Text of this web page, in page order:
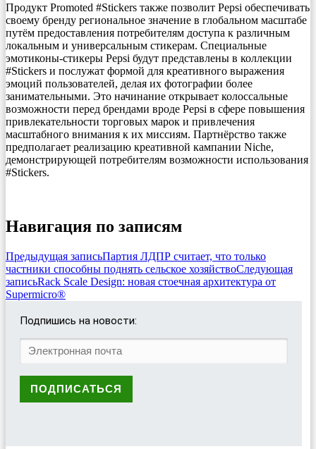
Продукт Promoted #Stickers также позволит Pepsi обеспечивать
своему бренду региональное значение в глобальном масштабе
путём предоставления потребителям доступа к различным
локальным и универсальным стикерам. Специальные
эмотиконы-стикеры Pepsi будут представлены в коллекции
#Stickers и послужат формой для креативного выражения
эмоций пользователей, делая их фотографии более
занимательными. Это начинание открывает колоссальные
возможности перед брендами вроде Pepsi в сфере повышения
привлекательности торговых марок и привлечения
масштабного внимания к их миссиям. Партнёрство также
предполагает реализацию креативной кампании Niche,
демонстрирующей потребителям возможности использования
#Stickers.
Навигация по записям
Предыдущая записьПартия ЛДПР считает, что только
частники способны поднять сельское хозяйствоСледующая
записьRack Scale Design: новая стоечная архитектура от
Supermicro®
Подпишись на новости: